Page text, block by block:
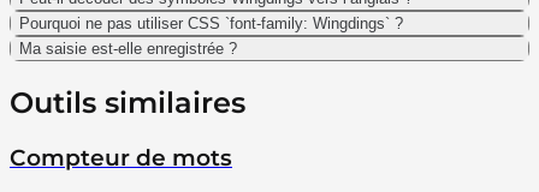
Pourquoi ne pas utiliser CSS `font-family: Wingdings` ?
Ma saisie est-elle enregistrée ?
Outils similaires
Compteur de mots